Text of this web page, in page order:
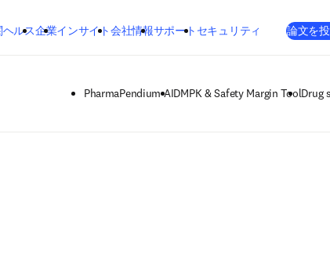
インのコンテンツにスキップする
ヘルス企業インサイト会社情報サポート 新しいタブ／ウィンドウで
opens in new tab/window
セキュリティ 論文を
PharmaPendium AIDMPK & Safety Margin ToolDrug